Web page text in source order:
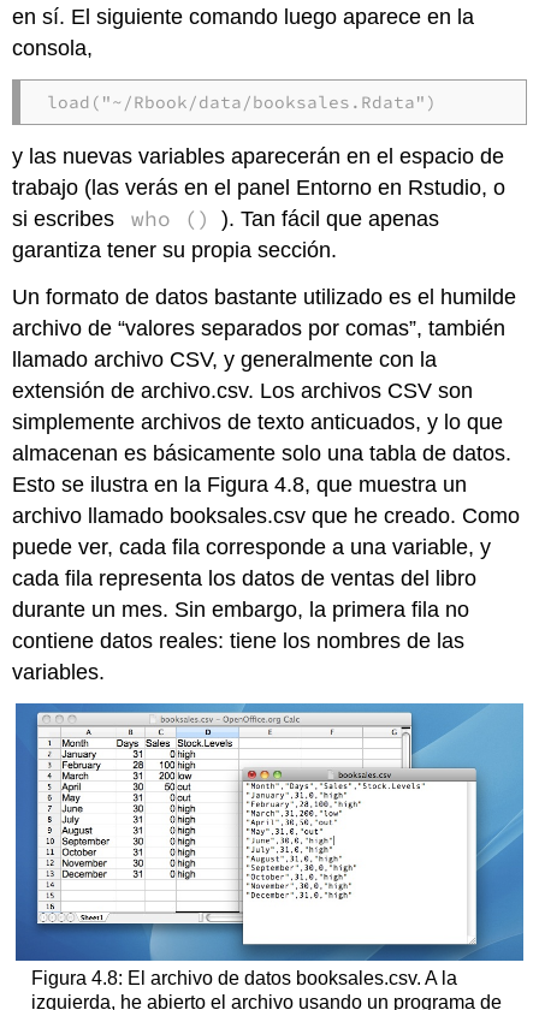
en sí. El siguiente comando luego aparece en la
consola,
load("~/Rbook/data/booksales.Rdata")
y las nuevas variables aparecerán en el espacio de
trabajo (las verás en el panel Entorno en Rstudio, o
si escribes
who ()
). Tan fácil que apenas
garantiza tener su propia sección.
Un formato de datos bastante utilizado es el humilde
archivo de “valores separados por comas”, también
llamado archivo CSV, y generalmente con la
extensión de archivo.csv. Los archivos CSV son
simplemente archivos de texto anticuados, y lo que
almacenan es básicamente solo una tabla de datos.
Esto se ilustra en la Figura 4.8, que muestra un
archivo llamado booksales.csv que he creado. Como
puede ver, cada fila corresponde a una variable, y
cada fila representa los datos de ventas del libro
durante un mes. Sin embargo, la primera fila no
contiene datos reales: tiene los nombres de las
variables.
Figura 4.8: El archivo de datos booksales.csv. A la
izquierda, he abierto el archivo usando un programa de